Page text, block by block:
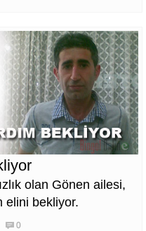
olan Gönen ailesi,
elini bekliyor.
0